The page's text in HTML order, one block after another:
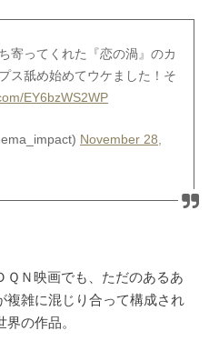
寄ってくれた『恋の渦』のカ
ス舐め始めてウケました！そ
EY6bzWS2WP
November 28,
ＱＮ映画でも、ただのあるあ
複雑に混じり合って構成され
の作品。